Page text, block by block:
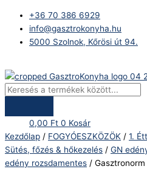
content
+36 70 386 6929
info@gasztrokonyha.hu
5000 Szolnok, Kőrösi út 94.
search
0,00 Ft 0 Kosár
Kezdőlap / FOGYÓESZKÖZÖK / 1.
Sütés, főzés & hőkezelés / GN
edény rozsdamentes /
1/2
rozsdamentes
füles
150
mm
mennyiség